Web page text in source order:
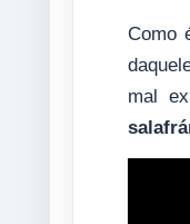
Como
mal